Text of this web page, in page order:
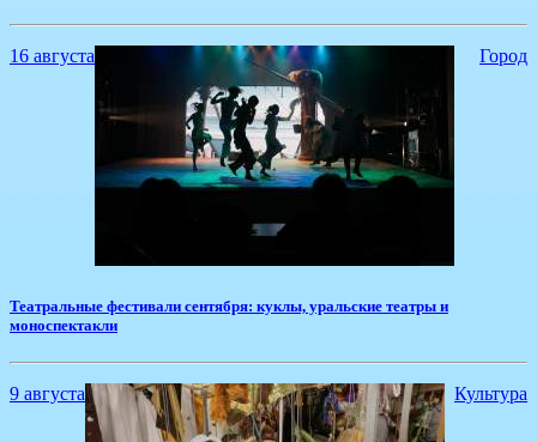
16 августа Город
​Театральные фестивали сентября: куклы, уральские театры и
моноспектакли
9 августа Культура